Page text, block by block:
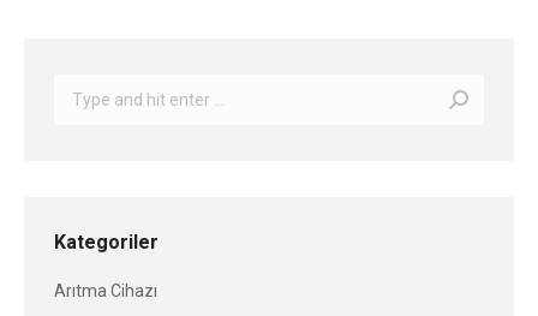
Search:
Kategoriler
Arıtma Cihazı